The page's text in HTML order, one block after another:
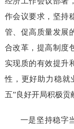
作会议要求，坚持
管、促高质量发展
合改革，提高制度
实现质的有效提升
性，更好助力稳就
五”良好开局积极贡
一是坚持稳字